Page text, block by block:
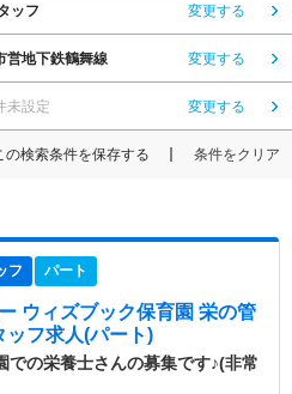
ッフ 変更する
営地下鉄鶴舞線 変更する
未設定 変更する
の検索条件を保存する 条件をクリア
フ パート
ウィズブック保育園 栄の管
ッフ求人(パート)
での栄養士さんの募集です♪(非常